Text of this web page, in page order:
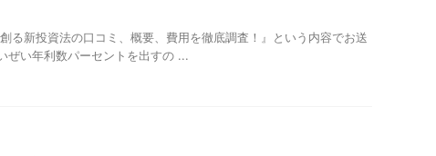
る新投資法の口コミ、概要、費用を徹底調査！』という内容でお送
ぜい年利数パーセントを出すの ...